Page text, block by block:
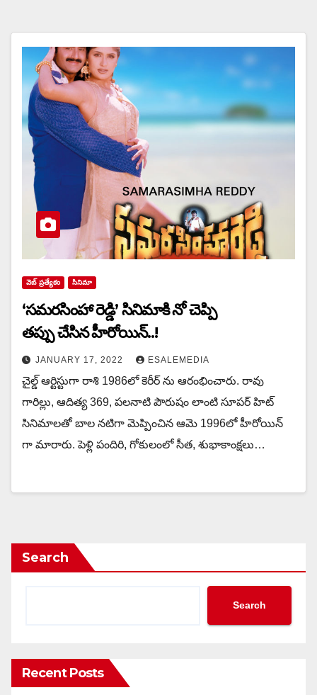
వెబ్ ప్రత్యేకం సినిమా
‘సమరసింహా రెడ్డి’ సినిమాకి నో చెప్పి
తప్పు చేసిన హీరోయిన్..!
JANUARY 17, 2022 ESALEMEDIA
చైల్డ్ ఆర్టిస్టుగా రాశి 1986లో కెరీర్ ను ఆరంభించారు. రావు
గారిల్లు, ఆదిత్య 369, పలనాటి పౌరుషం లాంటి సూపర్ హిట్
సినిమాలతో బాల నటిగా మెప్పించిన ఆమె 1996లో హీరోయిన్
గా మారారు. పెళ్లి పందిరి, గోకులంలో సీత, శుభాకాంక్షలు…
Search
Search
Recent Posts